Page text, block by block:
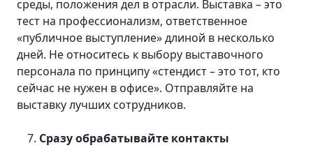
среды, положения дел в отрасли. Выставка – это
тест на профессионализм, ответственное
«публичное выступление» длиной в несколько
дней. Не относитесь к выбору выставочного
персонала по принципу «стендист – это тот, кто
сейчас не нужен в офисе». Отправляйте на
выставку лучших сотрудников.
Сразу обрабатывайте контакты